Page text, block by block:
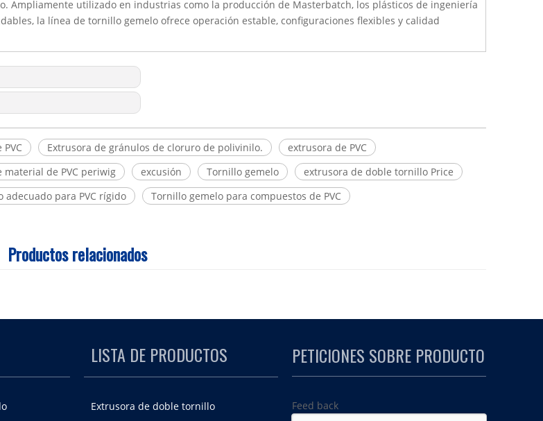
Ampliamente utilizado en industrias como la producción de Masterbatch, los plásticos de ingeniería
la línea de tornillo gemelo ofrece operación estable, configuraciones flexibles y calidad
Extrusora de gránulos de cloruro de polivinilo.
extrusora de PVC
de PVC periwig
excusión Tornillo gemelo
extrusora de doble tornillo Price
para PVC rígido
Tornillo gemelo para compuestos de PVC
Productos relacionados
LISTA DE PRODUCTOS
Extrusora de doble tornillo
PETICIONES SOBRE PRODUCTO
Feed back